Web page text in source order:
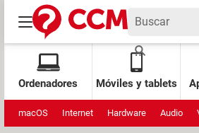
Ordenadores Móviles y tablets
macOS Internet Hardware Audio